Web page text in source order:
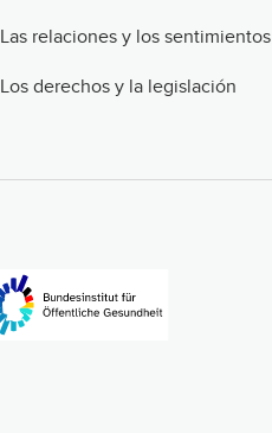
Las relaciones y los sentimientos
Los derechos y la legislación